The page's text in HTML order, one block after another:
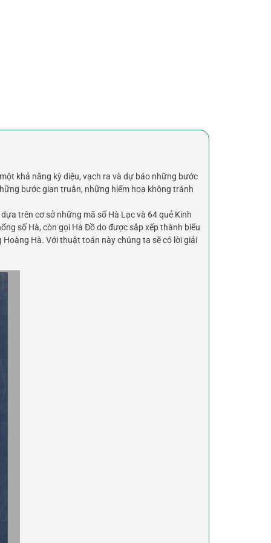
khả năng kỳ diệu, vạch ra và dự báo những bước
bước gian truân, những hiểm hoạ không tránh
trên cơ sở những mã số Hà Lạc và 64 quẻ Kinh
số Hà, còn gọi Hà Đồ do được sắp xếp thành biểu
Hà. Với thuật toán này chúng ta sẽ có lời giải